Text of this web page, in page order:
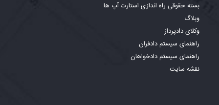
بسته حقوقی راه اندازی استارت آپ ها
وبلاگ
وکلای دادپرداز
راهنمای سیستم دادفران
راهنمای سیستم دادخواهان
نقشه سایت